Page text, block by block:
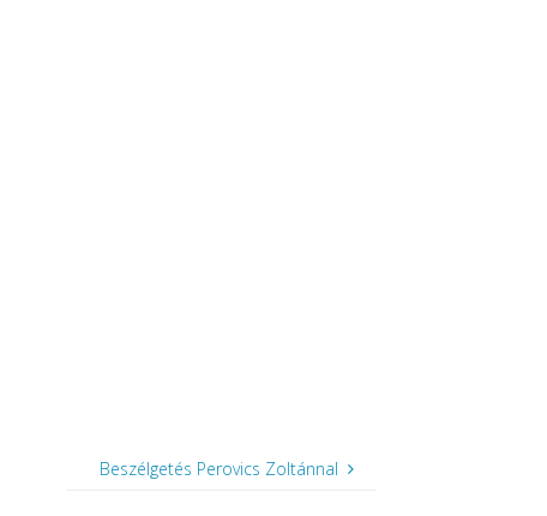
Beszélgetés Perovics Zoltánnal